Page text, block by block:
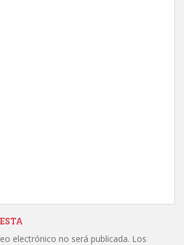
electrónico no será publicada. Los